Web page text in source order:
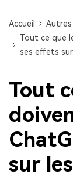
Accueil
Autres
Tout ce que
ses effets
Tout
sur